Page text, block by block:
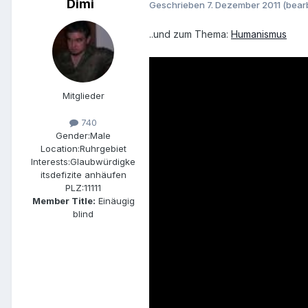
Dimi
Mitglieder
740
Gender:Male
Location:Ruhrgebiet
Interests:Glaubwürdigke
itsdefizite anhäufen
PLZ:11111
Member Title: Einäugig
blind
Geschrieben 7. Dezember 2011
..und zum Thema: Humanismus